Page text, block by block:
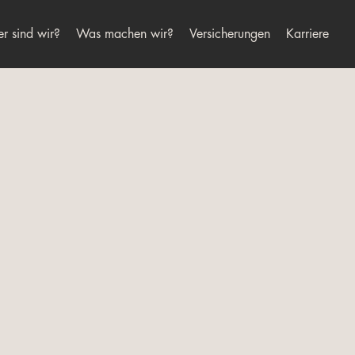
sind wir? Was machen wir? Versicherungen Karriere